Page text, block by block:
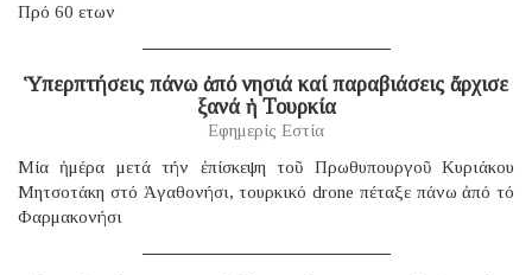
Πρό 60 ετων
Ὑπερπτήσεις πάνω ἀπό νησιά καί παραβιάσεις ἄρχισε
ξανά ἡ Τουρκία
Εφημερίς Εστία
Μία ἡμέρα μετά τήν ἐπίσκεψη τοῦ Πρωθυπουργοῦ Κυριάκου
Μητσοτάκη στό Ἀγαθονήσι, τουρκικό drone πέταξε πάνω ἀπό τό
Φαρμακονήσι